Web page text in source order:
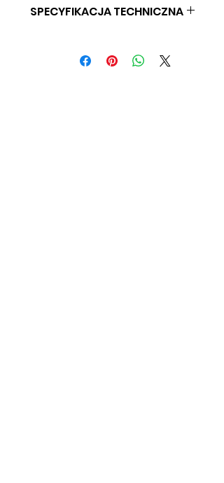
SPECYFIKACJA TECHNICZNA
GRAMATURA: 460 G/M
SZEROKOŚĆ: 145 CM